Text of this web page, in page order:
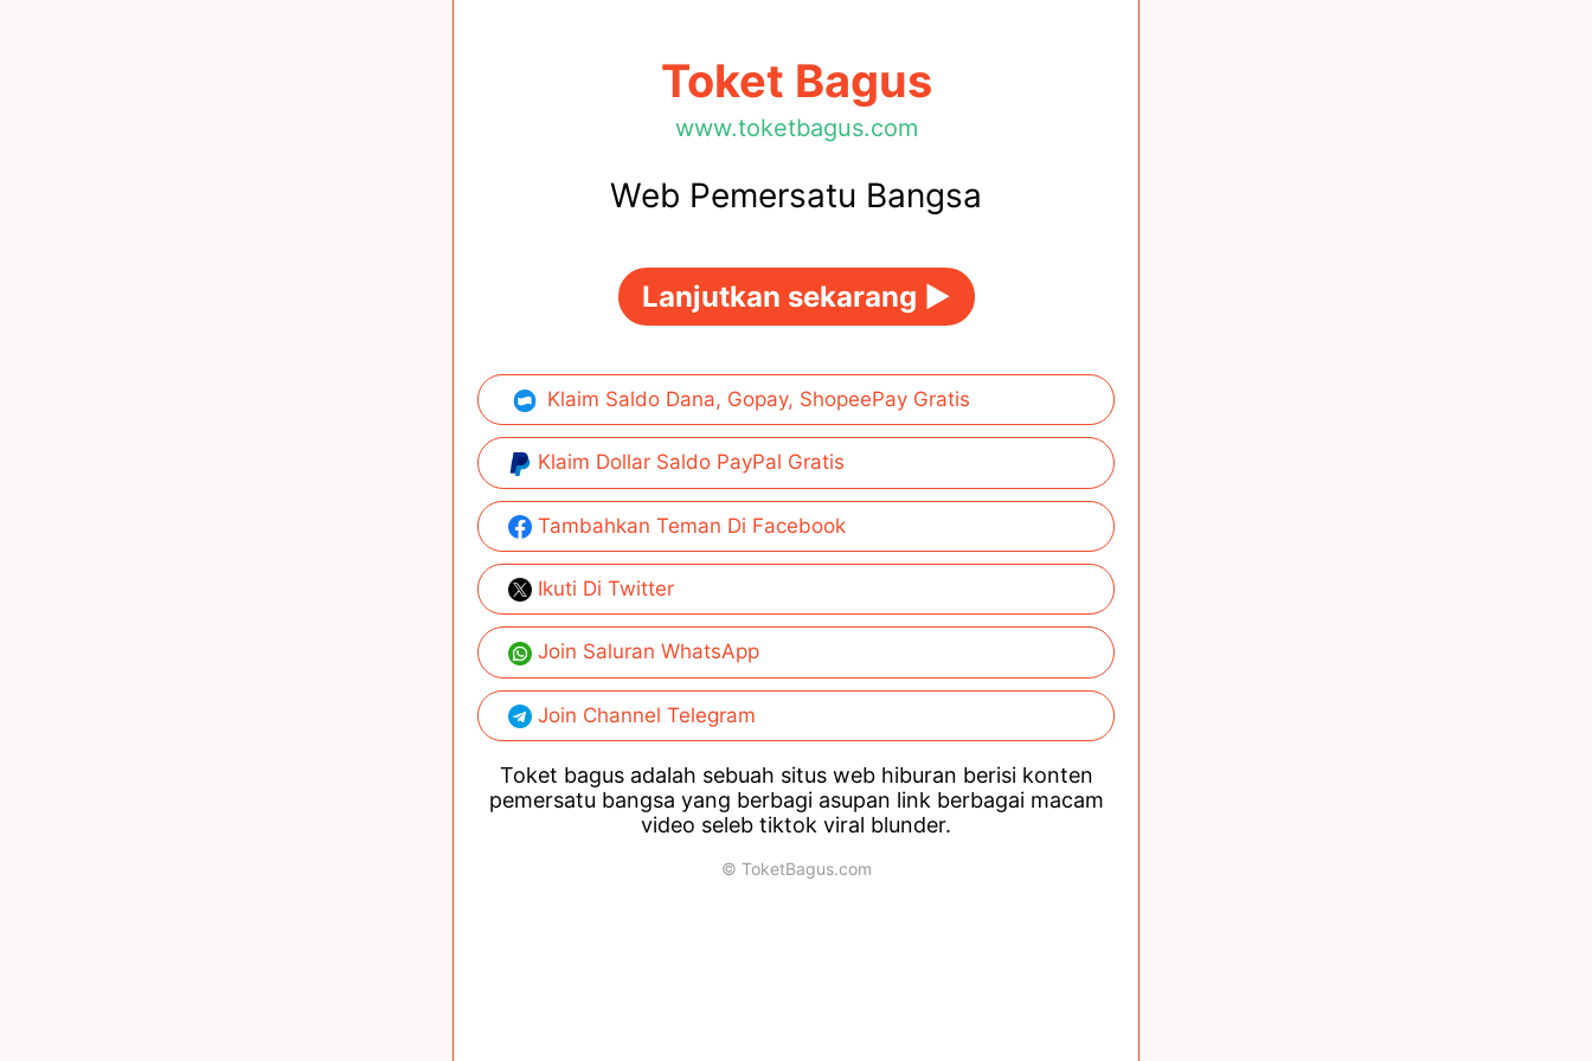
Toket Bagus
www.toketbagus.com
Web Pemersatu Bangsa
Lanjutkan sekarang ►
Klaim Saldo Dana, Gopay, ShopeePay Gratis
Klaim Dollar Saldo PayPal Gratis
Tambahkan Teman Di Facebook
Ikuti Di Twitter
Join Saluran WhatsApp
Join Channel Telegram
Toket bagus adalah sebuah situs web hiburan berisi konten
pemersatu bangsa yang berbagi asupan link berbagai macam
video seleb tiktok viral blunder.
© ToketBagus.com